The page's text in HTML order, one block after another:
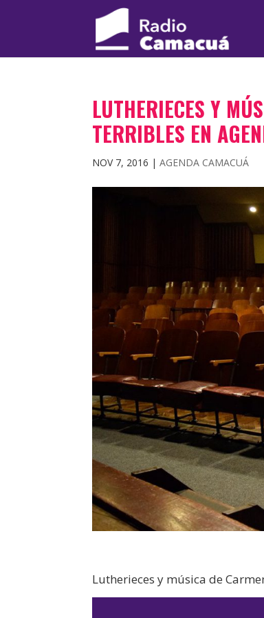
LUTHERIECES Y
TERRIBLES EN
NOV 7, 2016 |AGENDA CAMACUÁ
Lutherieces y música de